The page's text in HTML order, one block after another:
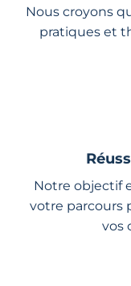
Nous croyons
pratiques et
Notre objectif
votre parcours
vos